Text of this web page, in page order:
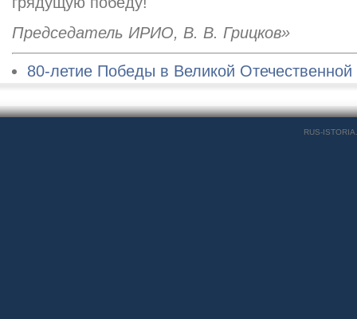
Председатель ИРИО, В. В. Грицков»
80-летие Победы в Великой Отечественной
RUS-